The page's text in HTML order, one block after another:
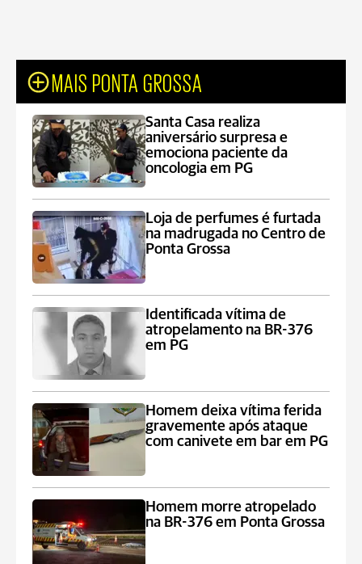
MAIS PONTA GROSSA
Santa Casa realiza
aniversário surpresa e
emociona paciente da
oncologia em PG
Loja de perfumes é furtada
na madrugada no Centro de
Ponta Grossa
Identificada vítima de
atropelamento na BR-376
em PG
Homem deixa vítima ferida
gravemente após ataque
com canivete em bar em PG
Homem morre atropelado
na BR-376 em Ponta Grossa